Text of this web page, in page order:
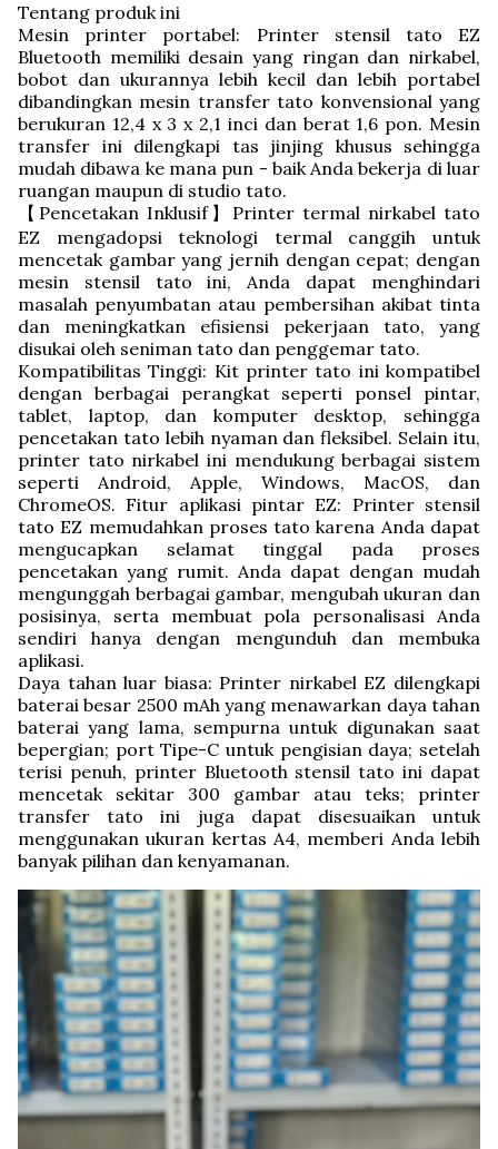
Tentang produk ini
Mesin printer portabel: Printer stensil tato EZ
Bluetooth memiliki desain yang ringan dan nirkabel,
bobot dan ukurannya lebih kecil dan lebih portabel
dibandingkan mesin transfer tato konvensional yang
berukuran 12,4 x 3 x 2,1 inci dan berat 1,6 pon. Mesin
transfer ini dilengkapi tas jinjing khusus sehingga
mudah dibawa ke mana pun - baik Anda bekerja di luar
ruangan maupun di studio tato.
【Pencetakan Inklusif】Printer termal nirkabel tato
EZ mengadopsi teknologi termal canggih untuk
mencetak gambar yang jernih dengan cepat; dengan
mesin stensil tato ini, Anda dapat menghindari
masalah penyumbatan atau pembersihan akibat tinta
dan meningkatkan efisiensi pekerjaan tato, yang
disukai oleh seniman tato dan penggemar tato.
Kompatibilitas Tinggi: Kit printer tato ini kompatibel
dengan berbagai perangkat seperti ponsel pintar,
tablet, laptop, dan komputer desktop, sehingga
pencetakan tato lebih nyaman dan fleksibel. Selain itu,
printer tato nirkabel ini mendukung berbagai sistem
seperti Android, Apple, Windows, MacOS, dan
ChromeOS. Fitur aplikasi pintar EZ: Printer stensil
tato EZ memudahkan proses tato karena Anda dapat
mengucapkan selamat tinggal pada proses
pencetakan yang rumit. Anda dapat dengan mudah
mengunggah berbagai gambar, mengubah ukuran dan
posisinya, serta membuat pola personalisasi Anda
sendiri hanya dengan mengunduh dan membuka
aplikasi.
Daya tahan luar biasa: Printer nirkabel EZ dilengkapi
baterai besar 2500 mAh yang menawarkan daya tahan
baterai yang lama, sempurna untuk digunakan saat
bepergian; port Tipe-C untuk pengisian daya; setelah
terisi penuh, printer Bluetooth stensil tato ini dapat
mencetak sekitar 300 gambar atau teks; printer
transfer tato ini juga dapat disesuaikan untuk
menggunakan ukuran kertas A4, memberi Anda lebih
banyak pilihan dan kenyamanan.